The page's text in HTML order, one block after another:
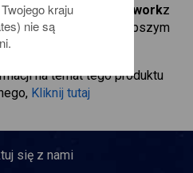
CFD wKyber Networkz
najlepszym
do 1:200.
na temat tego produktu
Kliknij tutaj
się z nami
kraju
nie są